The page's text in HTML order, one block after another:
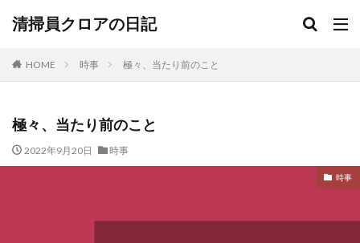
清掃員クロアの日記
HOME 時事 極々、当たり前のこと
極々、当たり前のこと
2022年9月20日 時事
時事